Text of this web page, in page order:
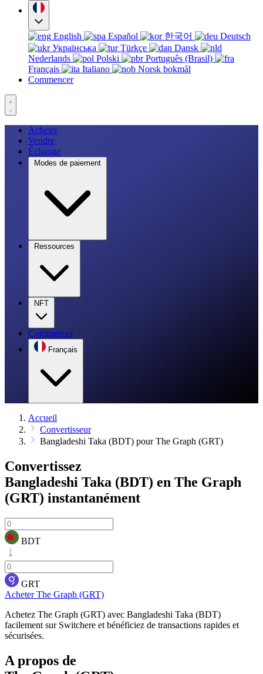
English Español 한국어
Deutsch
Українська
Türkçe
Dansk
Nederlands
Polski
Português (Brasil)
Français
Italiano
Norsk bokmål
Commencer
Acheter
Vendre
Échange
Modes de paiement
Ressources
NFT
Commencer
Français
Accueil
Convertisseur
Bangladeshi Taka (BDT) pour The Graph (GRT)
Convertissez
Bangladeshi Taka (BDT) en The Graph
(GRT) instantanément
BDT
GRT
Acheter The Graph (GRT)
Achetez The Graph (GRT) avec Bangladeshi Taka (BDT)
facilement sur Switchere et bénéficiez de transactions rapides et
sécurisées.
A propos de